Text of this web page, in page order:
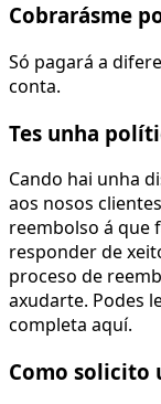
Cobrarásme
Só pagará a
conta.
Tes unha
Cando hai unha
aos nosos
reembolso á que
responder de
proceso de
axudarte. Podes
completa aquí.
Como solicito